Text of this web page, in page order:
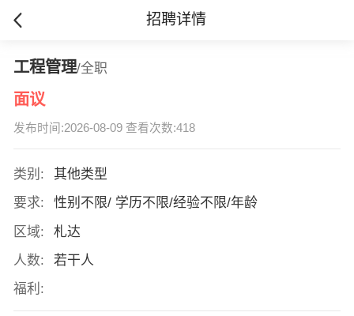
招聘详情
工程管理/全职
面议
发布时间:2026-08-09 查看次数:418
类别:
其他类型
要求:
性别不限/ 学历不限/经验不限/年龄
区域:
札达
人数:
若干人
福利: